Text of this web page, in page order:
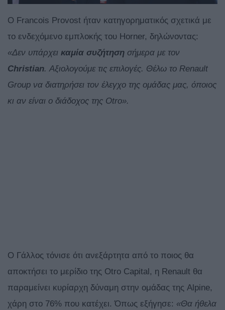
Ο Francois Provost ήταν κατηγορηματικός σχετικά με
το ενδεχόμενο εμπλοκής του Horner, δηλώνοντας:
«Δεν υπάρχει καμία συζήτηση σήμερα με τον
Christian. Αξιολογούμε τις επιλογές. Θέλω το Renault
Group να διατηρήσει τον έλεγχο της ομάδας μας, όποιος
κι αν είναι ο διάδοχος της Otro».
Ο Γάλλος τόνισε ότι ανεξάρτητα από το ποιος θα
αποκτήσει το μερίδιο της Otro Capital, η Renault θα
παραμείνει κυρίαρχη δύναμη στην ομάδας της Alpine,
χάρη στο 76% που κατέχει. Όπως εξήγησε: «Θα ήθελα